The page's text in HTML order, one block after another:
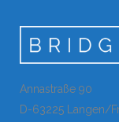
Annastraße 90
D-63225 Langen/